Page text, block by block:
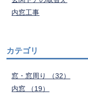
内窓工事
カテゴリ
窓・窓周り （32）
内窓 （19）